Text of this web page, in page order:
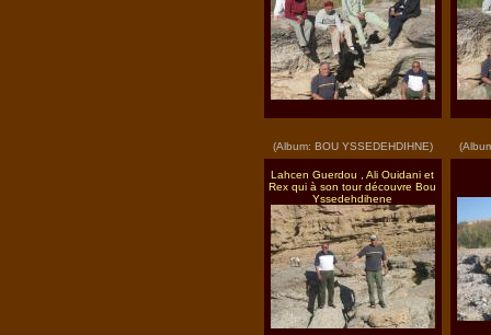
(Album: BOU YSSEDEHDIHNE)
Lahcen Guerdou , Ali Ouidani et
Rex qui à son tour découvre Bou
Yssedehdihene